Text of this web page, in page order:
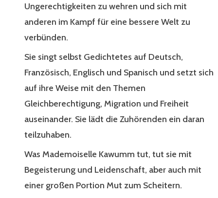
Ungerechtigkeiten zu wehren und sich mit
anderen im Kampf für eine bessere Welt zu
verbünden.
Sie singt selbst Gedichtetes auf Deutsch,
Französisch, Englisch und Spanisch und setzt sich
auf ihre Weise mit den Themen
Gleichberechtigung, Migration und Freiheit
auseinander. Sie lädt die Zuhörenden ein daran
teilzuhaben.
Was Mademoiselle Kawumm tut, tut sie mit
Begeisterung und Leidenschaft, aber auch mit
einer großen Portion Mut zum Scheitern.